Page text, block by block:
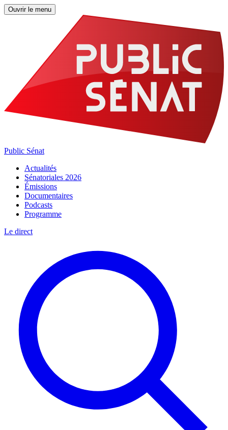
Ouvrir le menu
Public Sénat
Actualités
Sénatoriales 2026
Émissions
Documentaires
Podcasts
Programme
Le direct